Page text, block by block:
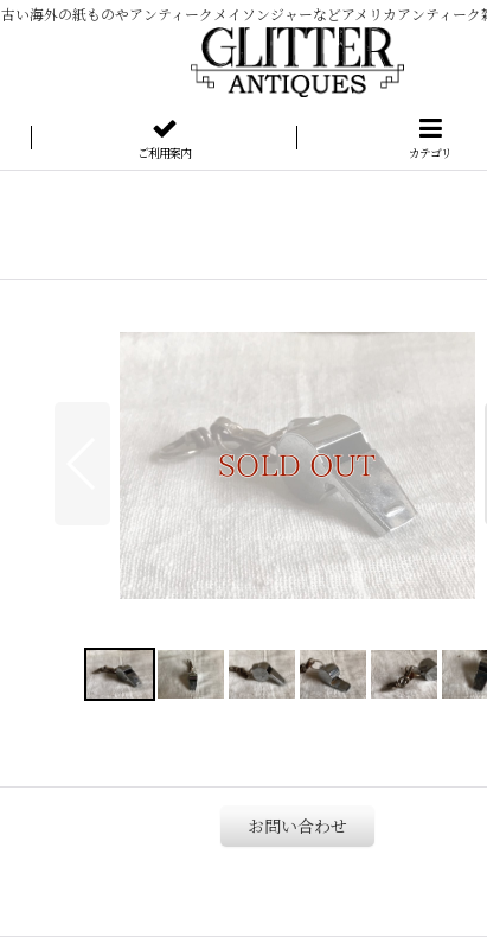
古い海外の紙ものやアンティークメイソンジャーなどアメリカアンティーク
ご利用案内 カテゴリ
お問い合わせ